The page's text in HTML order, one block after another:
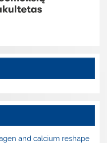
and calcium reshape